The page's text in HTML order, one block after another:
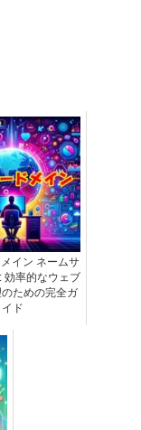
イン ネームサ
効率的なウェブ
ための完全ガ
イド